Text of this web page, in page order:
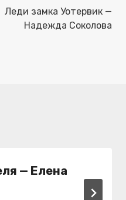
Леди замка Уотервик —
Надежда Соколова
— Елена